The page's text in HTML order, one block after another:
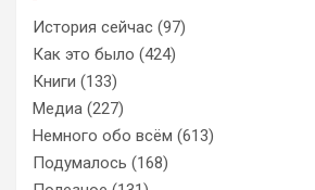
История сейчас (97)
Как это было (424)
Книги (133)
Медиа (227)
Немного обо всём (613)
Подумалось (168)